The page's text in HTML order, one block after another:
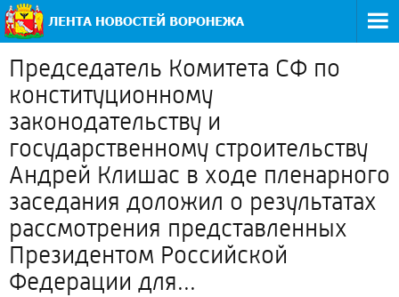
Председатель Комитета СФ по
конституционному
законодательству и
государственному строительству
Андрей Клишас в ходе пленарного
заседания доложил о результатах
рассмотрения представленных
Президентом Российской
Федерации для...